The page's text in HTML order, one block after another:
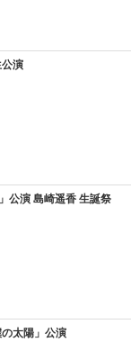
公演
公演 島崎遥香 生誕祭
の太陽」公演